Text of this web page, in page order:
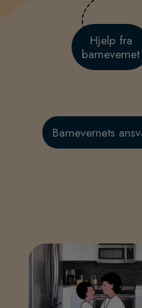
Hjelp fra
barnevernet
Barnevernets